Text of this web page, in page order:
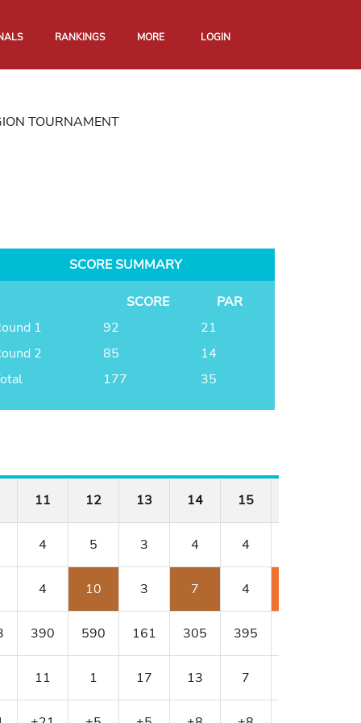
RANKINGS MORE LOGIN
TOURNAMENT
SCORE SUMMARY
SCORE
PAR
1
92
21
2
85
14
177 35
11 12 13 14 15
4 5 3 4 4
4 10 3 7 4
390 590 161 305 395
11 1 17 13 7